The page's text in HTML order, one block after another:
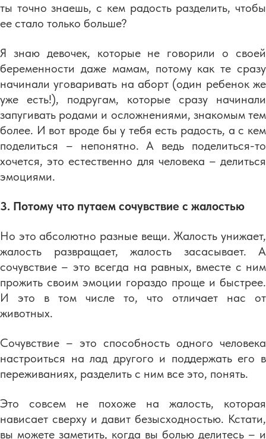
ты точно знаешь, с кем радость разделить, чтобы
ее стало только больше?
Я знаю девочек, которые не говорили о своей
беременности даже мамам, потому как те сразу
начинали уговаривать на аборт (один ребенок же
уже есть!), подругам, которые сразу начинали
запугивать родами и осложнениями, знакомым тем
более. И вот вроде бы у тебя есть радость, а с кем
поделиться – непонятно. А ведь поделиться-то
хочется, это естественно для человека – делиться
эмоциями.
3. Потому что путаем сочувствие с жалостью
Но это абсолютно разные вещи. Жалость унижает,
жалость развращает, жалость засасывает. А
сочувствие – это всегда на равных, вместе с ним
прожить своим эмоции гораздо проще и быстрее.
И это в том числе то, что отличает нас от
животных.
Сочувствие – это способность одного человека
настроиться на лад другого и поддержать его в
переживаниях, разделить с ним все это, понять.
Это совсем не похоже на жалость, которая
нависает сверху и давит безысходностью. Кстати,
вы можете заметить, когда вы болью делитесь – и